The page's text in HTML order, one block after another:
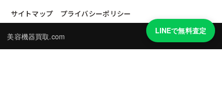
サイトマップ プライバシーポリシー
美容機器買取.com
LINEで無料査定